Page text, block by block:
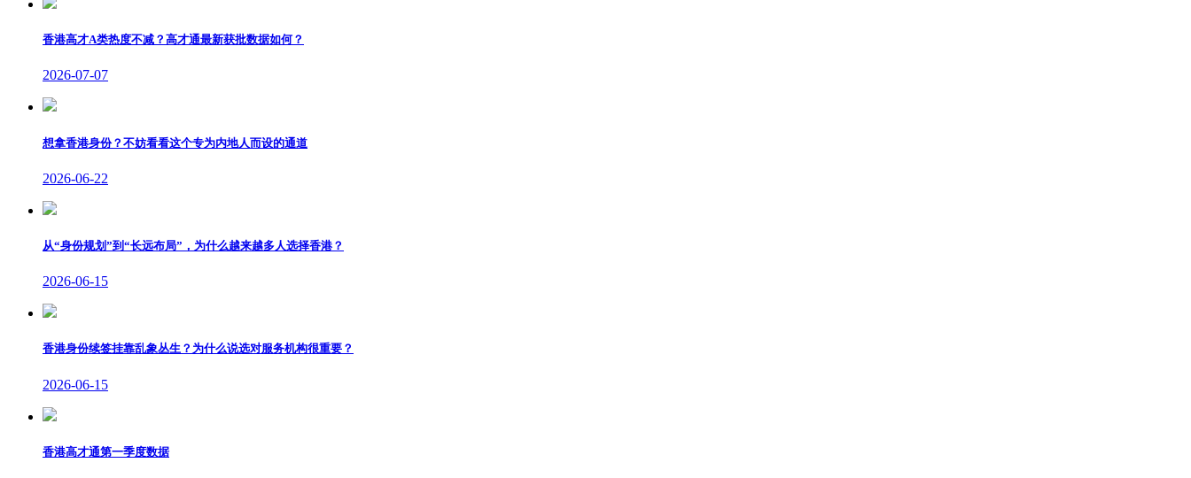
香港高才A类热度不减？高才通最新获批数据如何？
2026-07-07
想拿香港身份？不妨看看这个专为内地人而设的通道
2026-06-22
从“身份规划”到“长远布局”，为什么越来越多人选择香港？
2026-06-15
香港身份续签挂靠乱象丛生？为什么说选对服务机构很重要？
2026-06-15
香港高才通第一季度数据